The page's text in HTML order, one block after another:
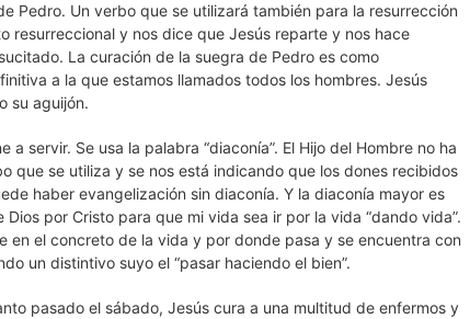
Pedro. Un verbo que se utilizará también para la resurrección
resurreccional y nos dice que Jesús reparte y nos hace
La curación de la suegra de Pedro es como
a la que estamos llamados todos los hombres. Jesús
su aguijón.
servir. Se usa la palabra “diaconía”. El Hijo del Hombre no ha
que se utiliza y se nos está indicando que los dones recibidos
haber evangelización sin diaconía. Y la diaconía mayor es
por Cristo para que mi vida sea ir por la vida “dando vida”.
en el concreto de la vida y por donde pasa y se encuentra con
un distintivo suyo el “pasar haciendo el bien”.
pasado el sábado, Jesús cura a una multitud de enfermos y